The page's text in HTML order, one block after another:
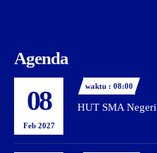
Agenda
08
Feb 2027
waktu : 08:00
HUT SMA